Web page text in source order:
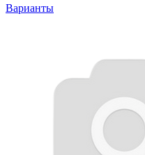
Варианты